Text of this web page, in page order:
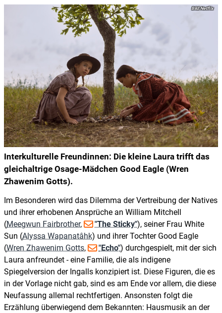
Interkulturelle Freundinnen: Die kleine Laura trifft das
gleichaltrige Osage-Mädchen Good Eagle (Wren
Zhawenim Gotts).
Netflix
Im Besonderen wird das Dilemma der Vertreibung der Natives
und ihrer erhobenen Ansprüche an William Mitchell
(Meegwun Fairbrother, "The Sticky"), seiner Frau White
Sun (Alyssa Wapanatâhk) und ihrer Tochter Good Eagle
(Wren Zhawenim Gotts, "Echo") durchgespielt, mit der sich
Laura anfreundet - eine Familie, die als indigene
Spiegelversion der Ingalls konzipiert ist. Diese Figuren, die es
in der Vorlage nicht gab, sind es am Ende vor allem, die diese
Neufassung allemal rechtfertigen. Ansonsten folgt die
Erzählung überwiegend dem Bekannten: Hausmusik an der